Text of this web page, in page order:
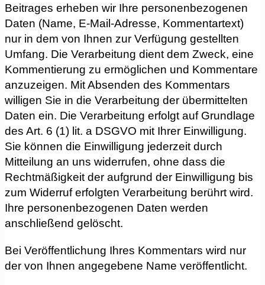
Beitrages erheben wir Ihre personenbezogenen
Daten (Name, E-Mail-Adresse, Kommentartext)
nur in dem von Ihnen zur Verfügung gestellten
Umfang. Die Verarbeitung dient dem Zweck, eine
Kommentierung zu ermöglichen und Kommentare
anzuzeigen. Mit Absenden des Kommentars
willigen Sie in die Verarbeitung der übermittelten
Daten ein. Die Verarbeitung erfolgt auf Grundlage
des Art. 6 (1) lit. a DSGVO mit Ihrer Einwilligung.
Sie können die Einwilligung jederzeit durch
Mitteilung an uns widerrufen, ohne dass die
Rechtmäßigkeit der aufgrund der Einwilligung bis
zum Widerruf erfolgten Verarbeitung berührt wird.
Ihre personenbezogenen Daten werden
anschließend gelöscht.
Bei Veröffentlichung Ihres Kommentars wird nur
der von Ihnen angegebene Name veröffentlicht.